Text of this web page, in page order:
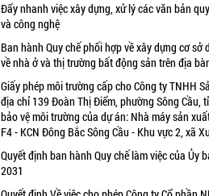
Đẩy nhanh việc xây dựng, xử lý các văn bản
và công nghệ
Ban hành Quy chế phối hợp về xây dựng cơ
về nhà ở và thị trường bất động sản trên địa
Giấy phép môi trường cấp cho Công ty TNHH
địa chỉ 139 Đoàn Thị Điểm, phường Sông
bảo vệ môi trường của dự án: Nhà máy sản
F4 - KCN Đông Bắc Sông Cầu - Khu vực 2, xã
Quyết định ban hành Quy chế làm việc của
2031